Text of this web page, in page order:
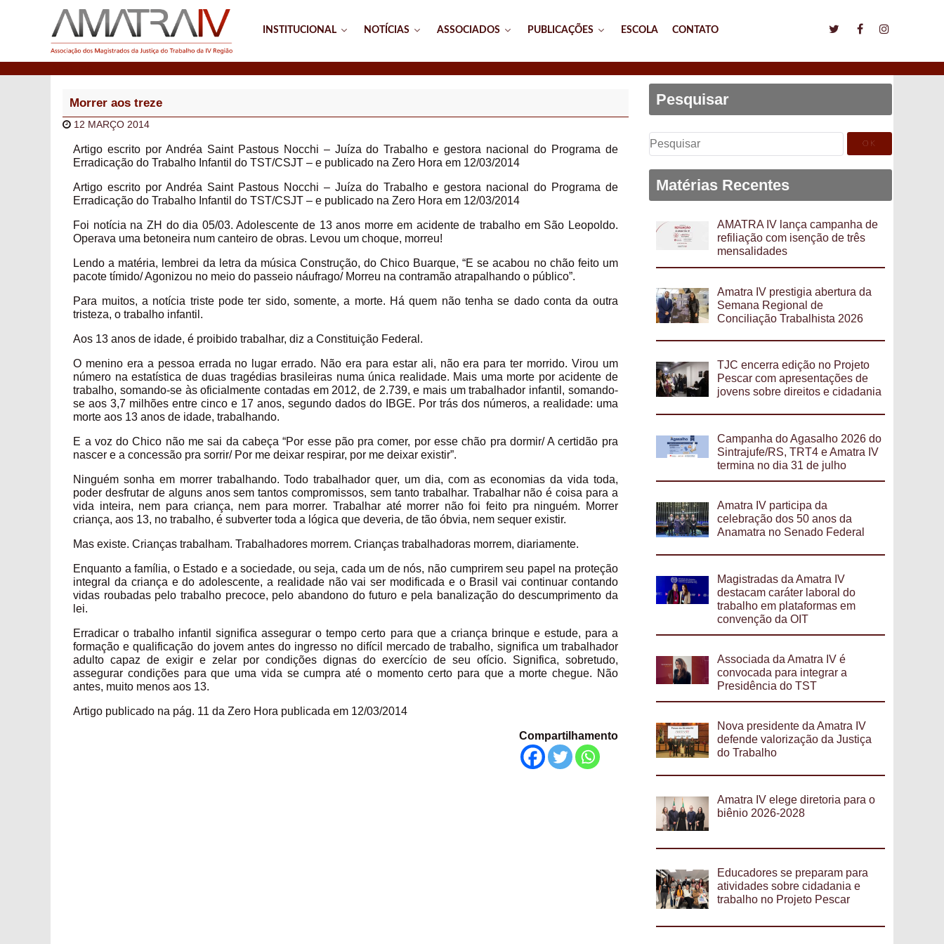
INSTITUCIONAL NOTÍCIAS ASSOCIADOS PUBLICAÇÕES ESCOLA CONTATO
Morrer aos treze
12 MARÇO 2014
Artigo escrito por Andréa Saint Pastous Nocchi – Juíza do Trabalho e gestora nacional do Programa de
Erradicação do Trabalho Infantil do TST/CSJT – e publicado na Zero Hora em 12/03/2014
Artigo escrito por Andréa Saint Pastous Nocchi – Juíza do Trabalho e gestora nacional do Programa de
Erradicação do Trabalho Infantil do TST/CSJT – e publicado na Zero Hora em 12/03/2014
Foi notícia na ZH do dia 05/03. Adolescente de 13 anos morre em acidente de trabalho em São Leopoldo.
Operava uma betoneira num canteiro de obras. Levou um choque, morreu!
Lendo a matéria, lembrei da letra da música Construção, do Chico Buarque, “E se acabou no chão feito um
pacote tímido/ Agonizou no meio do passeio náufrago/ Morreu na contramão atrapalhando o público”.
Para muitos, a notícia triste pode ter sido, somente, a morte. Há quem não tenha se dado conta da outra
tristeza, o trabalho infantil.
Aos 13 anos de idade, é proibido trabalhar, diz a Constituição Federal.
O menino era a pessoa errada no lugar errado. Não era para estar ali, não era para ter morrido. Virou um
número na estatística de duas tragédias brasileiras numa única realidade. Mais uma morte por acidente de
trabalho, somando-se às oficialmente contadas em 2012, de 2.739, e mais um trabalhador infantil, somando-
se aos 3,7 milhões entre cinco e 17 anos, segundo dados do IBGE. Por trás dos números, a realidade: uma
morte aos 13 anos de idade, trabalhando.
E a voz do Chico não me sai da cabeça “Por esse pão pra comer, por esse chão pra dormir/ A certidão pra
nascer e a concessão pra sorrir/ Por me deixar respirar, por me deixar existir”.
Ninguém sonha em morrer trabalhando. Todo trabalhador quer, um dia, com as economias da vida toda,
poder desfrutar de alguns anos sem tantos compromissos, sem tanto trabalhar. Trabalhar não é coisa para a
vida inteira, nem para criança, nem para morrer. Trabalhar até morrer não foi feito pra ninguém. Morrer
criança, aos 13, no trabalho, é subverter toda a lógica que deveria, de tão óbvia, nem sequer existir.
Mas existe. Crianças trabalham. Trabalhadores morrem. Crianças trabalhadoras morrem, diariamente.
Enquanto a família, o Estado e a sociedade, ou seja, cada um de nós, não cumprirem seu papel na proteção
integral da criança e do adolescente, a realidade não vai ser modificada e o Brasil vai continuar contando
vidas roubadas pelo trabalho precoce, pelo abandono do futuro e pela banalização do descumprimento da
lei.
Erradicar o trabalho infantil significa assegurar o tempo certo para que a criança brinque e estude, para a
formação e qualificação do jovem antes do ingresso no difícil mercado de trabalho, significa um trabalhador
adulto capaz de exigir e zelar por condições dignas do exercício de seu ofício. Significa, sobretudo,
assegurar condições para que uma vida se cumpra até o momento certo para que a morte chegue. Não
antes, muito menos aos 13.
Artigo publicado na pág. 11 da Zero Hora publicada em 12/03/2014
Compartilhamento
Pesquisar
Pesquisar
por:
Matérias Recentes
AMATRA IV lança campanha de
refiliação com isenção de três
mensalidades
Amatra IV prestigia abertura da
Semana Regional de
Conciliação Trabalhista 2026
TJC encerra edição no Projeto
Pescar com apresentações de
jovens sobre direitos e cidadania
Campanha do Agasalho 2026 do
Sintrajufe/RS, TRT4 e Amatra IV
termina no dia 31 de julho
Amatra IV participa da
celebração dos 50 anos da
Anamatra no Senado Federal
Magistradas da Amatra IV
destacam caráter laboral do
trabalho em plataformas em
convenção da OIT
Associada da Amatra IV é
convocada para integrar a
Presidência do TST
Nova presidente da Amatra IV
defende valorização da Justiça
do Trabalho
Amatra IV elege diretoria para o
biênio 2026-2028
Educadores se preparam para
atividades sobre cidadania e
trabalho no Projeto Pescar